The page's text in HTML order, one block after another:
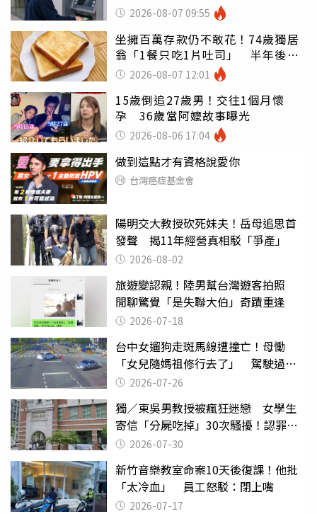
罪 2026-08-07 09:55
坐擁百萬存款仍不敢花！74歲獨居
翁「1餐只吃1片吐司」 半年後暴
瘦嚇壞女兒
2026-08-07 12:01
15歲倒追27歲男！交往1個月懷
孕 36歲當阿嬤故事曝光
2026-08-06 17:04
做到這點才有資格說愛你
台灣癌症基金會
陽明交大教授砍死妹夫！岳母追思首
發聲 揭11年經營真相駁「爭產」
2026-08-02
旅遊變認親！陸男幫台灣遊客拍照
閒聊驚覺「是失聯大伯」奇蹟重逢
2026-07-18
台中女遛狗走斑馬線遭撞亡！母慟
「女兒隨媽祖修行去了」 駕駛過失
致死判9月
2026-07-26
獨／東吳男教授被瘋狂迷戀 女學生
寄信「分屍吃掉」30次騷擾！認罪免
關 2026-07-30
新竹音樂教室命案10天後復課！他批
「太冷血」 員工怒駁：閉上嘴
2026-07-17